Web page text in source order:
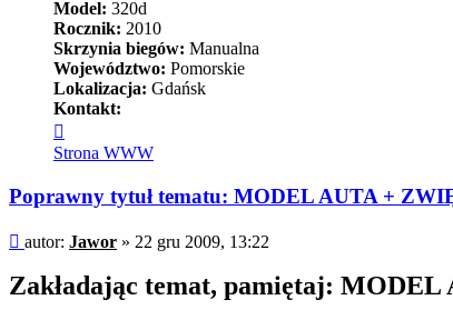
Model: 320d
Rocznik: 2010
Skrzynia biegów: Manualna
Województwo: Pomorskie
Lokalizacja: Gdańsk
Kontakt:
się
z
Strona WWW
Poprawny tytuł tematu: MODEL AUTA +
Post
autor: Jawor » 22 gru 2009, 13:22
Zakładając temat, pamiętaj: